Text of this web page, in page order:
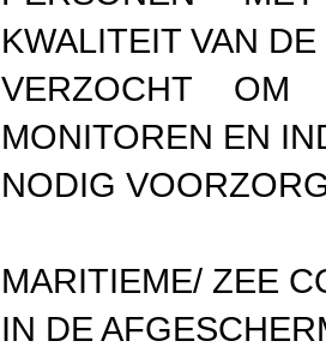
KWALITEIT VAN
VERZOCHT
MONITOREN EN
NODIG
MARITIEME/ ZEE
IN DE